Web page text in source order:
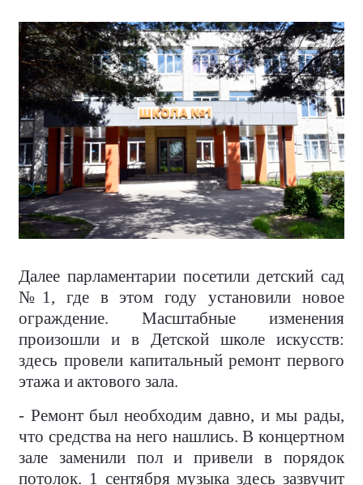
Далее парламентарии посетили детский сад
№1, где в этом году установили новое
ограждение. Масштабные изменения
произошли и в Детской школе искусств:
здесь провели капитальный ремонт первого
этажа и актового зала.
- Ремонт был необходим давно, и мы рады,
что средства на него нашлись. В концертном
зале заменили пол и привели в порядок
потолок. 1 сентября музыка здесь зазвучит